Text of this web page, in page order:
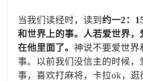
当我们读经时，读到 约一2：
和世界上的事。人若爱世界，
在他里面了。 神说不要爱世界
事。以前我们没信主的时候，
事，喜欢打麻将，卡拉ok，